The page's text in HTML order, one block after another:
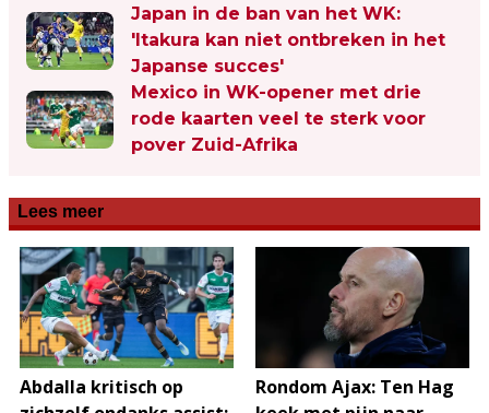
Japan in de ban van het WK:
'Itakura kan niet ontbreken in het
Japanse succes'
Mexico in WK-opener met drie
rode kaarten veel te sterk voor
pover Zuid-Afrika